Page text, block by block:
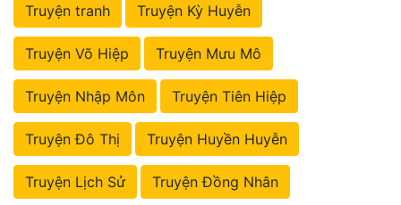
Truyện tranh Truyện Kỳ Huyễn
Truyện Võ Hiệp Truyện Mưu Mô
Truyện Nhập Môn Truyện Tiên Hiệp
Truyện Đô Thị Truyện Huyền Huyễn
Truyện Lịch Sử Truyện Đồng Nhân